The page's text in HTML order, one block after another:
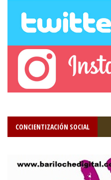
CONCIENTIZACIÓN SOCIAL